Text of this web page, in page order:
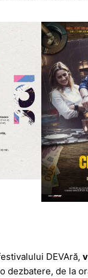
DEVAră,
dezbatere, de la